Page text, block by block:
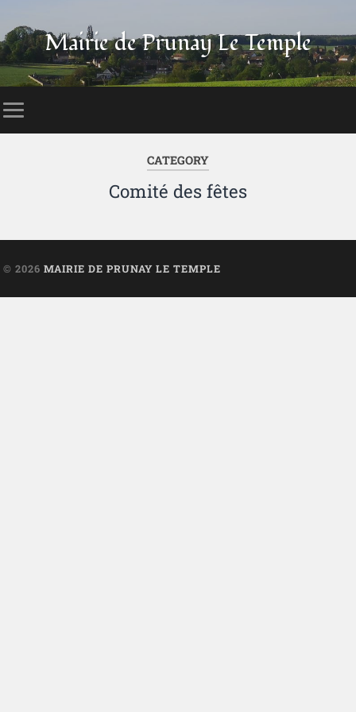
Mairie de Prunay Le Temple
CATEGORY
Comité des fêtes
© 2026MAIRIE DE PRUNAY LE TEMPLE